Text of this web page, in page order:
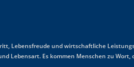
Lebensfreude und wirtschaftliche
Lebensart. Es kommen Menschen zu